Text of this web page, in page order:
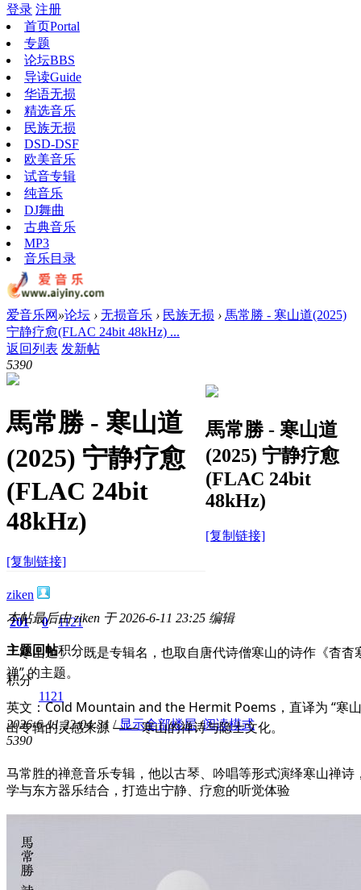
登录 注册
首页Portal
专题
论坛BBS
导读Guide
华语无损
精选音乐
民族无损
DSD-DSF
欧美音乐
试音专辑
纯音乐
DJ舞曲
古典音乐
MP3
音乐目录
爱音乐网 »论坛 › 无损音乐 › 民族无损 › 馬常勝 - 寒山道(2025)
宁静疗愈(FLAC 24bit 48kHz) ...
返回列表 发新帖
5390
馬常勝 - 寒山道
(2025) 宁静疗愈
(FLAC 24bit
48kHz)
[复制链接]
馬常勝 - 寒山道
(2025) 宁静疗愈
(FLAC 24bit
48kHz)
[复制链接]
ziken
201
主题
0
回帖
1121
积分
积分
1121
2026-6-11 22:04:31 / 显示全部楼层 /阅读模式
5390
本帖最后由 ziken 于 2026-6-11 23:25 编辑
「寒山道」，既是专辑名，也取自唐代诗僧寒山的诗作《杳杳
禅” 的主题。
英文：Cold Mountain and the Hermit Poems，直译为 “寒
出专辑的灵感来源 —— 寒山的禅诗与隐士文化。
马常胜的禅意音乐专辑，他以古琴、吟唱等形式演绎寒山禅诗
学与东方器乐结合，打造出宁静、疗愈的听觉体验